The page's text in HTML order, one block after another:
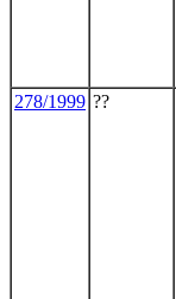
278/1999 ??